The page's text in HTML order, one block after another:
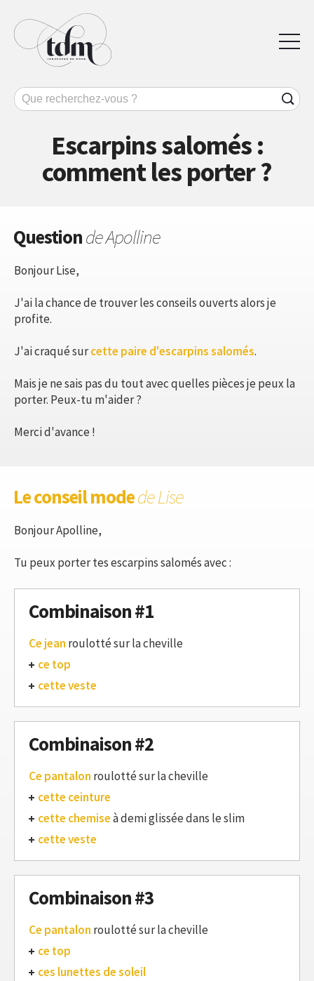
Escarpins salomés :
comment les porter ?
Questionde Apolline
Bonjour Lise,
J'ai la chance de trouver les conseils ouverts alors je
profite.
J'ai craqué surcette paire d'escarpins salomés.
Mais je ne sais pas du tout avec quelles pièces je peux la
porter. Peux-tu m'aider ?
Merci d'avance !
Le conseil modede Lise
Bonjour Apolline,
Tu peux porter tes escarpins salomés avec :
Combinaison #1
Ce jean roulotté sur la cheville
ce top
cette veste
Combinaison #2
Ce pantalon roulotté sur la cheville
cette ceinture
cette chemiseà demi glissée dans le slim
cette veste
Combinaison #3
Ce pantalon roulotté sur la cheville
ce top
ces lunettes de soleil